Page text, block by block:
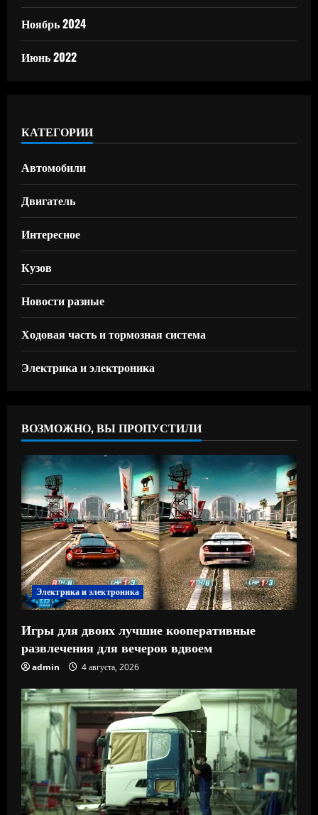
Ноябрь 2024
Июнь 2022
КАТЕГОРИИ
Автомобили
Двигатель
Интересное
Кузов
Новости разные
Ходовая часть и тормозная система
Электрика и электроника
ВОЗМОЖНО, ВЫ ПРОПУСТИЛИ
Электрика и электроника
Игры для двоих лучшие кооперативные
развлечения для вечеров вдвоем
admin 4 августа, 2026